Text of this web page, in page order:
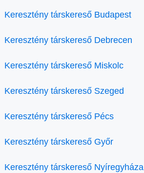
Keresztény társkereső Budapest
Keresztény társkereső Debrecen
Keresztény társkereső Miskolc
Keresztény társkereső Szeged
Keresztény társkereső Pécs
Keresztény társkereső Győr
Keresztény társkereső Nyíregyháza